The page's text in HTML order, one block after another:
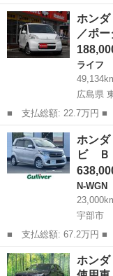
ー名： ホンダ ■ 車種
名： ブラックスタイ
レイヤー接続...
山口 山口市 N-
ホン
／ポ
ライフ
広島県
■ 支払総額: 22.7万円 ■ 車両本体価格： 188,000 円 ■ メーカー
名： ホンダ ■ 車種名
フトアップシート／ポ
ーナー．ドラ...
広島 東広島市 ラ
ホン
ビ Ｂ
N-WGN
宇部市
■ 支払総額: 67.2万円 ■ 車両本体価格： 638,000 円 ■ メーカー
名： ホンダ ■ 車種名
ッケージ 純正ナビ Ｂ
山口 宇部市 N-
ホン